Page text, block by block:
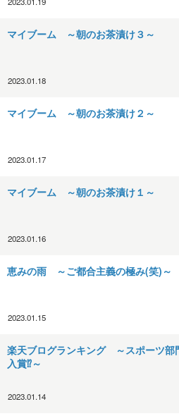
マイブーム ～朝のお茶漬け３～
2023.01.18
マイブーム ～朝のお茶漬け２～
2023.01.17
マイブーム ～朝のお茶漬け１～
2023.01.16
恵みの雨 ～ご都合主義の極み(笑)～
2023.01.15
楽天ブログランキング ～スポーツ部
入賞⁉～
2023.01.14